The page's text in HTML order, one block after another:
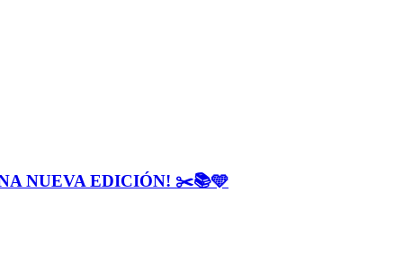
NUEVA EDICIÓN! ✂️📚🩵